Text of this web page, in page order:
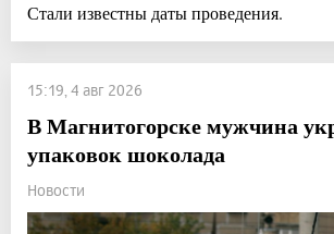
Стали известны даты проведения.
15:19, 4 авг 2026
В Магнитогорске мужчина
упаковок шоколада
Новости